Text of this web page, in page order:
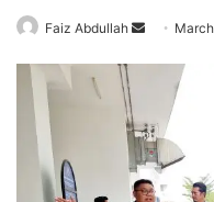
Faiz Abdullah
a
n
e